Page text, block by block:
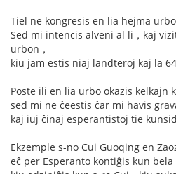
Tiel ne kongresis en lia hejma
Sed mi intencis alveni al li，kaj
urbon，
kiu jam estis niaj landteroj kaj la
Poste ili en lia urbo okazis kelkajn
sed mi ne ĉeestis ĉar mi havis
kaj iuj ĉinaj esperantistoj tie
Ekzemple s-no Cui Guoqing en
eĉ per Esperanto kontiĝis kun bela